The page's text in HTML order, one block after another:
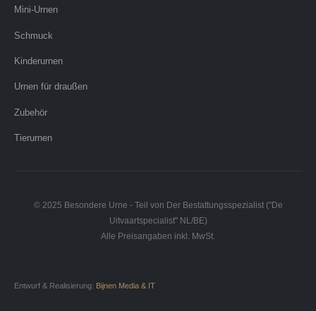
Mini-Urnen
Schmuck
Kinderurnen
Urnen für draußen
Zubehör
Tierurnen
© 2025 Besondere Urne - Teil von Der Bestattungsspezialist ("De
Uitvaartspecialist" NL/BE)
Alle Preisangaben inkl. MwSt.
Entwurf & Realisierung: Bijnen Media & IT